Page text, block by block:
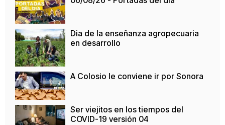
Dia de la enseñanza agropecuaria
en desarrollo
A Colosio le conviene ir por Sonora
Ser viejitos en los tiempos del
COVID-19 versión 04